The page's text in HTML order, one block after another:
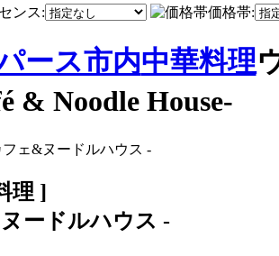
ンス: 価格帯:
ース市内中華料理
& Noodle House-
理 ]
ードルハウス -